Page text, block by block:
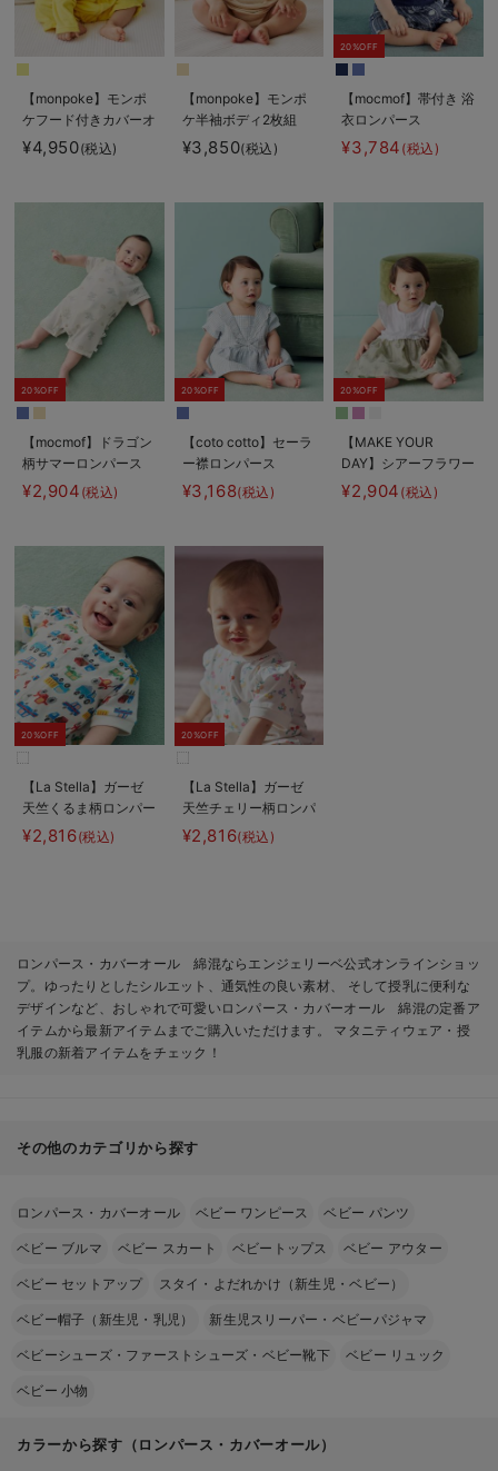
【monpoke】モンポ
ケフード付きカバーオ
ール
¥4,950(税込)
【monpoke】モンポ
ケ半袖ボディ2枚組
¥3,850(税込)
20%OFF
【mocmof】帯付き 浴
衣ロンパース
¥3,784 (税込)
20%OFF
【mocmof】ドラゴン
柄サマーロンパース
¥2,904 (税込)
20%OFF
【coto cotto】セーラ
ー襟ロンパース
¥3,168(税込)
20%OFF
【MAKE YOUR
DAY】シアーフラワー
ロンパース
¥2,904 (税込)
20%OFF
【La Stella】ガーゼ
天竺くるま柄ロンパー
ス
¥2,816(税込)
20%OFF
【La Stella】ガーゼ
天竺チェリー柄ロンパ
ース
¥2,816(税込)
ロンパース・カバーオール 綿混ならエンジェリーベ公式オンラインショッ
プ。ゆったりとしたシルエット、通気性の良い素材、 そして授乳に便利な
デザインなど、おしゃれで可愛いロンパース・カバーオール 綿混の定番ア
イテムから最新アイテムまでご購入いただけます。 マタニティウェア・授
乳服の新着アイテムをチェック！
その他のカテゴリから探す
ロンパース・カバーオール ベビー ワンピース ベビー パンツ
ベビー ブルマ ベビー スカート ベビートップス ベビー アウター
ベビー セットアップ スタイ・よだれかけ（新生児・ベビー）
ベビー帽子（新生児・乳児） 新生児スリーパー・ベビーパジャマ
ベビーシューズ・ファーストシューズ・ベビー靴下 ベビー リュック
ベビー 小物
カラーから探す（ロンパース・カバーオール）